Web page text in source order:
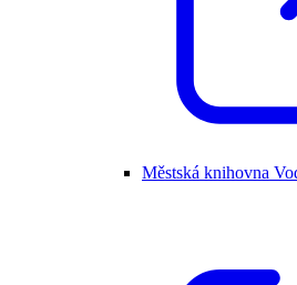
Městská knihovna